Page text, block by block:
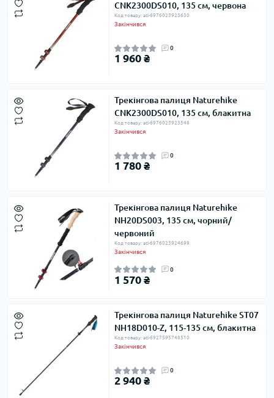
CNK2300DS010, 135 см, червона
Код товару: atl-6976023923630
Закінчився
0
1 960 ₴
Трекінгова палиця Naturehike
CNK2300DS010, 135 см, блакитна
Код товару: atl-6976023923548
Закінчився
0
1 780 ₴
Трекінгова палиця Naturehike
NH20DS003, 135 см, чорний/
червоний
Код товару: atl-6976023924699
Закінчився
0
1 570 ₴
Трекінгова палиця Naturehike ST07
NH18D010-Z, 115-135 см, блакитна
Код товару: atl-6927595748510
Закінчився
0
2 940 ₴